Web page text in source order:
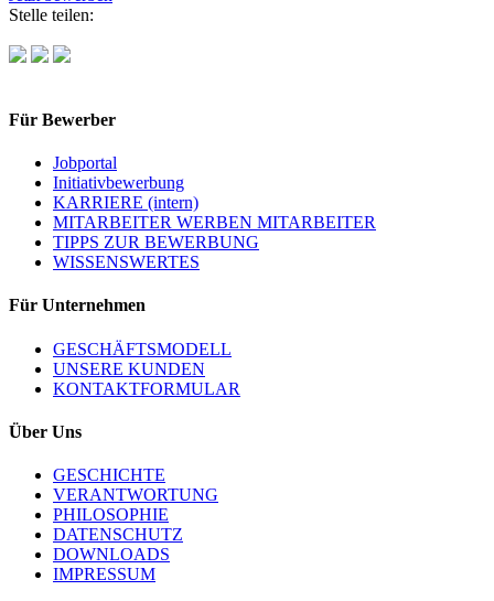
Stelle teilen:
Für Bewerber
Jobportal
Initiativbewerbung
KARRIERE (intern)
MITARBEITER WERBEN MITARBEITER
TIPPS ZUR BEWERBUNG
WISSENSWERTES
Für Unternehmen
GESCHÄFTSMODELL
UNSERE KUNDEN
KONTAKTFORMULAR
Über Uns
GESCHICHTE
VERANTWORTUNG
PHILOSOPHIE
DATENSCHUTZ
DOWNLOADS
IMPRESSUM